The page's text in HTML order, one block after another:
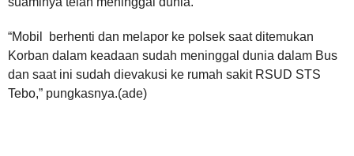
“Mobil berhenti dan melapor ke polsek saat ditemukan
Korban dalam keadaan sudah meninggal dunia dalam Bus
dan saat ini sudah dievakusi ke rumah sakit RSUD STS
Tebo,” pungkasnya.(ade)